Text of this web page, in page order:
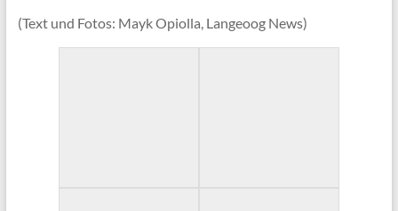
(Text und Fotos: Mayk Opiolla, Langeoog News)